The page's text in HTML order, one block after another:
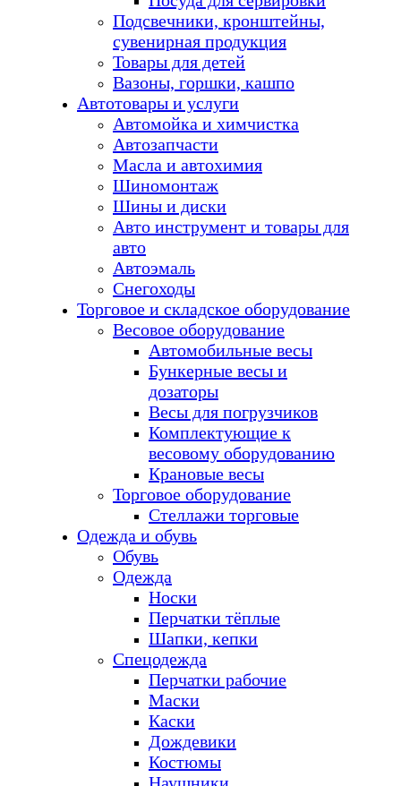
Подсвечники, кронштейны,
сувенирная продукция
Товары для детей
Вазоны, горшки, кашпо
Автотовары и услуги
Автомойка и химчистка
Автозапчасти
Масла и автохимия
Шиномонтаж
Шины и диски
Авто инструмент и товары для
авто
Автоэмаль
Снегоходы
Торговое и складское оборудование
Весовое оборудование
Автомобильные весы
Бункерные весы и
дозаторы
Весы для погрузчиков
Комплектующие к
весовому оборудованию
Крановые весы
Торговое оборудование
Стеллажи торговые
Одежда и обувь
Обувь
Одежда
Носки
Перчатки тёплые
Шапки, кепки
Спецодежда
Перчатки рабочие
Маски
Каски
Дождевики
Костюмы